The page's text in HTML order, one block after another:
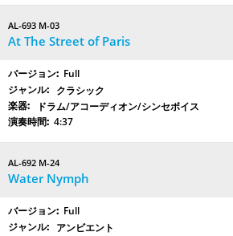
AL-693 M-03
At The Street of Paris
Full
クラシック
ドラム/アコーディオン/シンセボイス
4:37
AL-692 M-24
Water Nymph
Full
アンビエント